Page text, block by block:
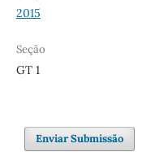
2015
Seção
GT 1
Enviar Submissão